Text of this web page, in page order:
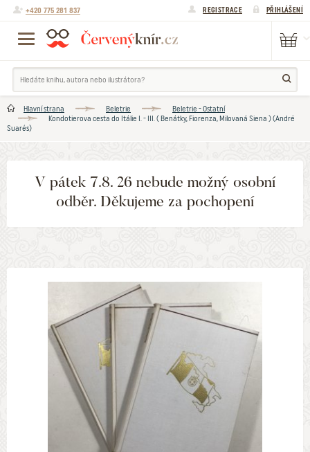
+420 775 281 837 REGISTRACE PŘIHLÁŠENÍ
Hlavní strana Beletrie
Beletrie - Ostatní
Kondotierova cesta do Itálie I. - III. ( Benátky, Fiorenza, Milovaná Siena ) (André
Suarés)
V pátek 7.8. 26 nebude možný osobní
odběr. Děkujeme za pochopení